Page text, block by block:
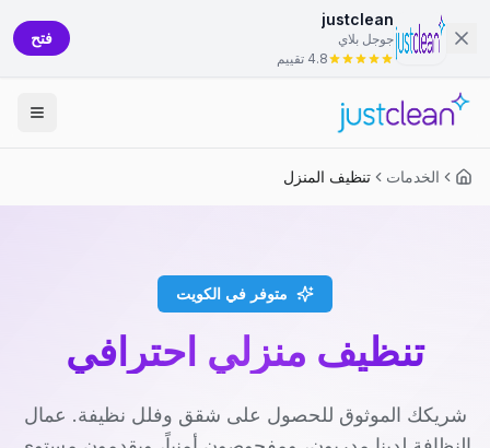
justclean
جوجل بلاي
4.8 تقييم
فتح
الخدمات تنظيف المنزل
متوفر في الكويت
تنظيف منزلي احترافي
شريكك الموثوق للحصول على شقق وفلل نظيفة. عمال